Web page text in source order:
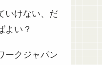
いけない、だ
よい？
ークジャパン